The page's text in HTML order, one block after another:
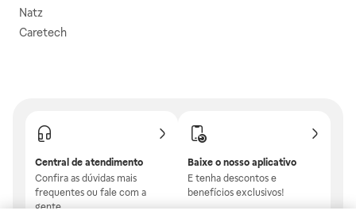
Natz
Caretech
Central de atendimento
Confira as dúvidas mais
frequentes ou fale com a
gente.
Baixe o nosso aplicativo
E tenha descontos e
benefícios exclusivos!